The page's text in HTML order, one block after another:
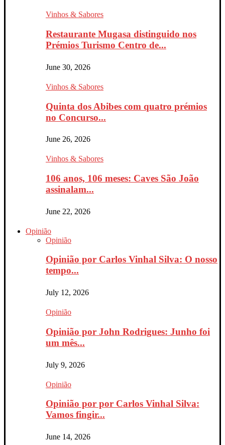
Vinhos & Sabores
Restaurante Mugasa distinguido nos
Prémios Turismo Centro de...
June 30, 2026
Vinhos & Sabores
Quinta dos Abibes com quatro prémios
no Concurso...
June 26, 2026
Vinhos & Sabores
106 anos, 106 meses: Caves São João
assinalam...
June 22, 2026
Opinião
Opinião
Opinião por Carlos Vinhal Silva: O nosso
tempo...
July 12, 2026
Opinião
Opinião por John Rodrigues: Junho foi
um mês...
July 9, 2026
Opinião
Opinião por por Carlos Vinhal Silva:
Vamos fingir...
June 14, 2026